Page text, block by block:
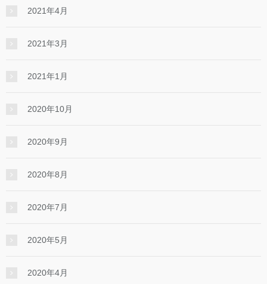
2021年4月
2021年3月
2021年1月
2020年10月
2020年9月
2020年8月
2020年7月
2020年5月
2020年4月